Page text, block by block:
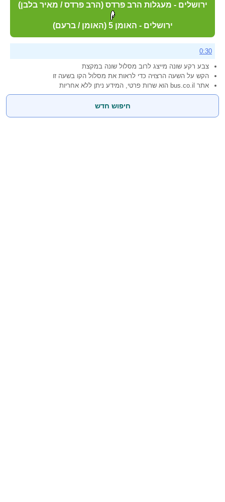
ירושלים - מעגלות הרב פרדס (הרב פרדס / מאיר בלבן)
ירושלים - האומן 5 (האומן / ברעם)
0:30
צבע רקע שונה מייצג לרוב מסלול שונה במקצת
הקש על השעה הרצויה כדי לראות את מסלול הקו בשעה זו
אתר bus.co.il הוא שרות פרטי, המידע ניתן ללא אחריות
חיפוש חדש